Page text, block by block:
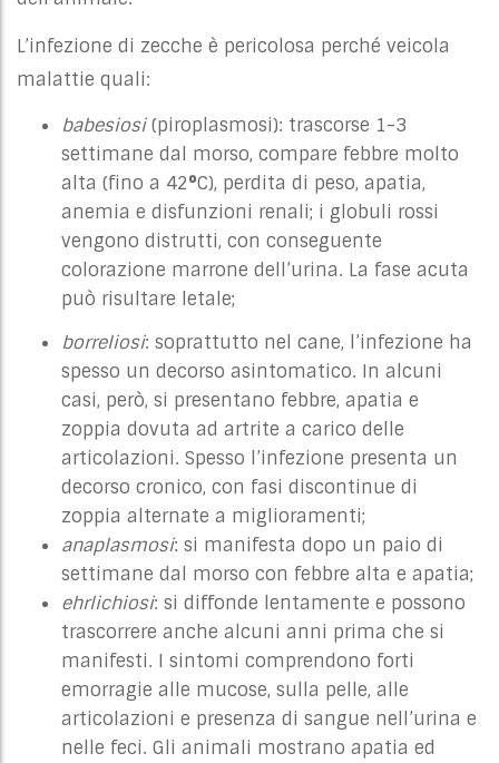
L’infezione di zecche è pericolosa perché veicola
malattie quali:
babesiosi(piroplasmosi): trascorse 1-3
settimane dal morso, compare febbre molto
alta (fino a 42°C), perdita di peso, apatia,
anemia e disfunzioni renali; i globuli rossi
vengono distrutti, con conseguente
colorazione marrone dell’urina. La fase acuta
può risultare letale;
borreliosi: soprattutto nel cane, l’infezione ha
spesso un decorso asintomatico. In alcuni
casi, però, si presentano febbre, apatia e
zoppia dovuta ad artrite a carico delle
articolazioni. Spesso l’infezione presenta un
decorso cronico, con fasi discontinue di
zoppia alternate a miglioramenti;
anaplasmosi: si manifesta dopo un paio di
settimane dal morso con febbre alta e apatia;
ehrlichiosi: si diffonde lentamente e possono
trascorrere anche alcuni anni prima che si
manifesti. I sintomi comprendono forti
emorragie alle mucose, sulla pelle, alle
articolazioni e presenza di sangue nell’urina e
nelle feci. Gli animali mostrano apatia ed